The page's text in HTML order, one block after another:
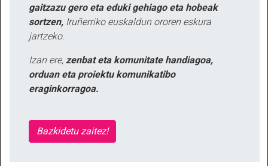
gaitzazu gero eta eduki gehiago eta hobeak
sortzen, Iruñerriko euskaldun ororen eskura
jartzeko.
Izan ere, zenbat eta komunitate handiagoa,
orduan eta proiektu komunikatibo
eraginkorragoa.
Bazkidetu zaitez!